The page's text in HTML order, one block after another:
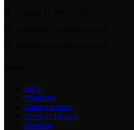
Inicio
Productos
Capacitaciones
Servicio Técnico
Contacto